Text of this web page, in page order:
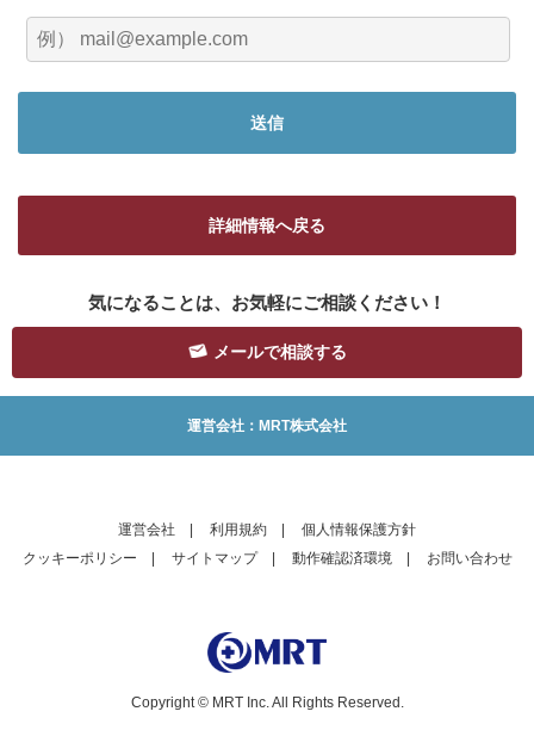
詳細情報へ戻る
気になることは、お気軽にご相談ください！
メールで相談する
運営会社：MRT株式会社
運営会社 利用規約
個人情報保護方針
クッキーポリシー
サイトマップ| 動作確認済環境| お問い合わせ
Copyright © MRT Inc. All Rights Reserved.